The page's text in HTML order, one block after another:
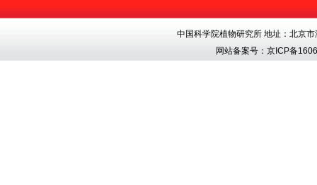
中国科学院植物研究所 地址：北京
网站备案号：京ICP备